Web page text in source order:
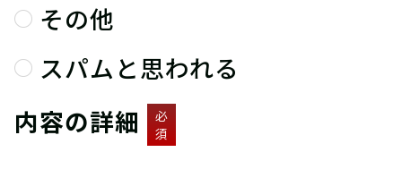
その他
スパムと思われる
内容の詳細
必
須